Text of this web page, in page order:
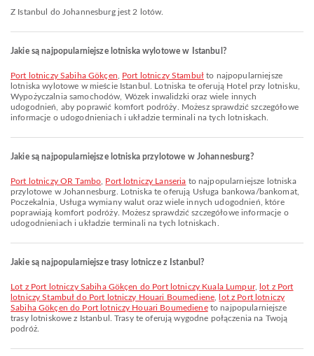
Z Istanbul do Johannesburg jest 2 lotów.
Jakie są najpopularniejsze lotniska wylotowe w Istanbul?
Port lotniczy Sabiha Gökçen Port lotniczy Stambuł to najpopularniejsze
lotniska wylotowe w mieście Istanbul. Lotniska te oferują Hotel przy lotnisku,
Wypożyczalnia samochodów, Wózek inwalidzki oraz wiele innych
udogodnień, aby poprawić komfort podróży. Możesz sprawdzić szczegółowe
informacje o udogodnieniach i układzie terminali na tych lotniskach.
Jakie są najpopularniejsze lotniska przylotowe w Johannesburg?
Port lotniczy OR Tambo Port lotniczy Lanseria to najpopularniejsze lotniska
przylotowe w Johannesburg. Lotniska te oferują Usługa bankowa/bankomat,
Poczekalnia, Usługa wymiany walut oraz wiele innych udogodnień, które
poprawiają komfort podróży. Możesz sprawdzić szczegółowe informacje o
udogodnieniach i układzie terminali na tych lotniskach.
Jakie są najpopularniejsze trasy lotnicze z Istanbul?
lot z Port lotniczy Sabiha Gökçen do Port lotniczy Kuala Lumpur,
lot z Port
lotniczy Stambuł do Port lotniczy Houari Boumediene
lot z Port lotniczy
Sabiha Gökçen do Port lotniczy Houari Boumedieneto najpopularniejsze
trasy lotniskowe z Istanbul. Trasy te oferują wygodne połączenia na Twoją
podróż.